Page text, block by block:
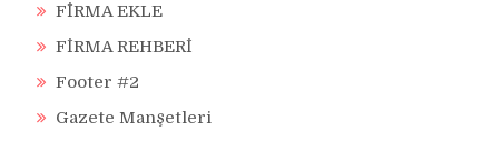
FİRMA EKLE
FİRMA REHBERİ
Footer #2
Gazete Manşetleri